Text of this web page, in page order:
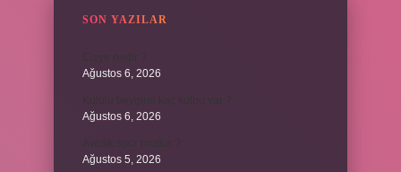
SON YAZILAR
Ağustos 6, 2026
Ağustos 6, 2026
Ağustos 5, 2026